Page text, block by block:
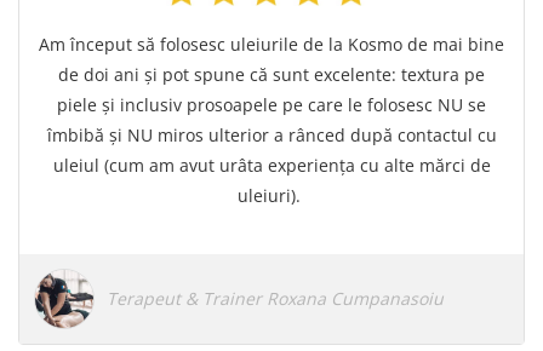
Am început să folosesc uleiurile de la Kosmo de mai bine
de doi ani și pot spune că sunt excelente: textura pe
piele și inclusiv prosoapele pe care le folosesc NU se
îmbibă și NU miros ulterior a rânced după contactul cu
uleiul (cum am avut urâta experiența cu alte mărci de
uleiuri).
Terapeut & Trainer Roxana Cumpanasoiu